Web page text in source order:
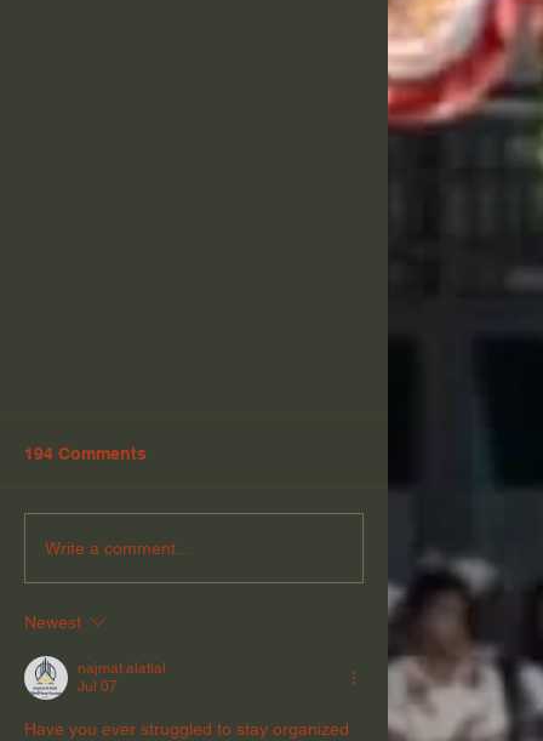
dan XII
194 Comments
Write a comment...
Newest
najmat alatlal
Jul 07
Have you ever struggled to stay organized